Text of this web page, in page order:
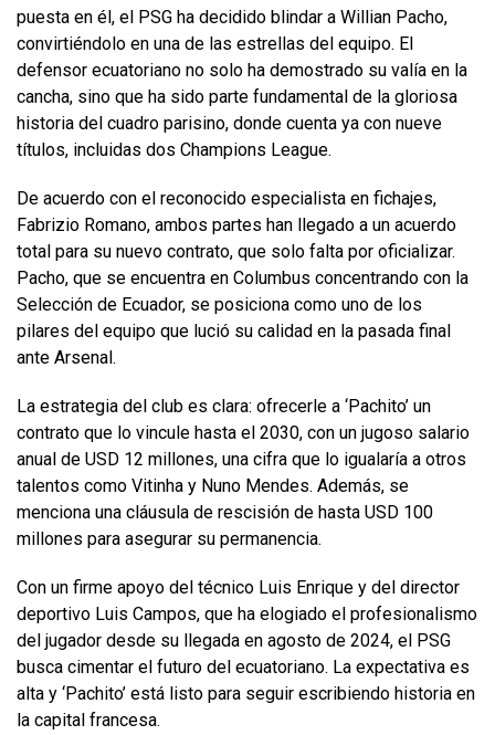
puesta en él, el PSG ha decidido blindar a Willian Pacho,
convirtiéndolo en una de las estrellas del equipo. El
defensor ecuatoriano no solo ha demostrado su valía en la
cancha, sino que ha sido parte fundamental de la gloriosa
historia del cuadro parisino, donde cuenta ya con nueve
títulos, incluidas dos Champions League.
De acuerdo con el reconocido especialista en fichajes,
Fabrizio Romano, ambos partes han llegado a un acuerdo
total para su nuevo contrato, que solo falta por oficializar.
Pacho, que se encuentra en Columbus concentrando con la
Selección de Ecuador, se posiciona como uno de los
pilares del equipo que lució su calidad en la pasada final
ante Arsenal.
La estrategia del club es clara: ofrecerle a ‘Pachito’ un
contrato que lo vincule hasta el 2030, con un jugoso salario
anual de USD 12 millones, una cifra que lo igualaría a otros
talentos como Vitinha y Nuno Mendes. Además, se
menciona una cláusula de rescisión de hasta USD 100
millones para asegurar su permanencia.
Con un firme apoyo del técnico Luis Enrique y del director
deportivo Luis Campos, que ha elogiado el profesionalismo
del jugador desde su llegada en agosto de 2024, el PSG
busca cimentar el futuro del ecuatoriano. La expectativa es
alta y ‘Pachito’ está listo para seguir escribiendo historia en
la capital francesa.